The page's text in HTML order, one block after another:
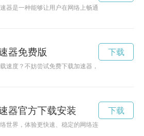
器是一种能够让用户在网络上畅通无阻地浏览网
器免费版
速度？不妨尝试免费下载加速器，让您的下载更加
下载
器官方下载安装
世界，体验更快速、稳定的网络连接？不妨下载
下载